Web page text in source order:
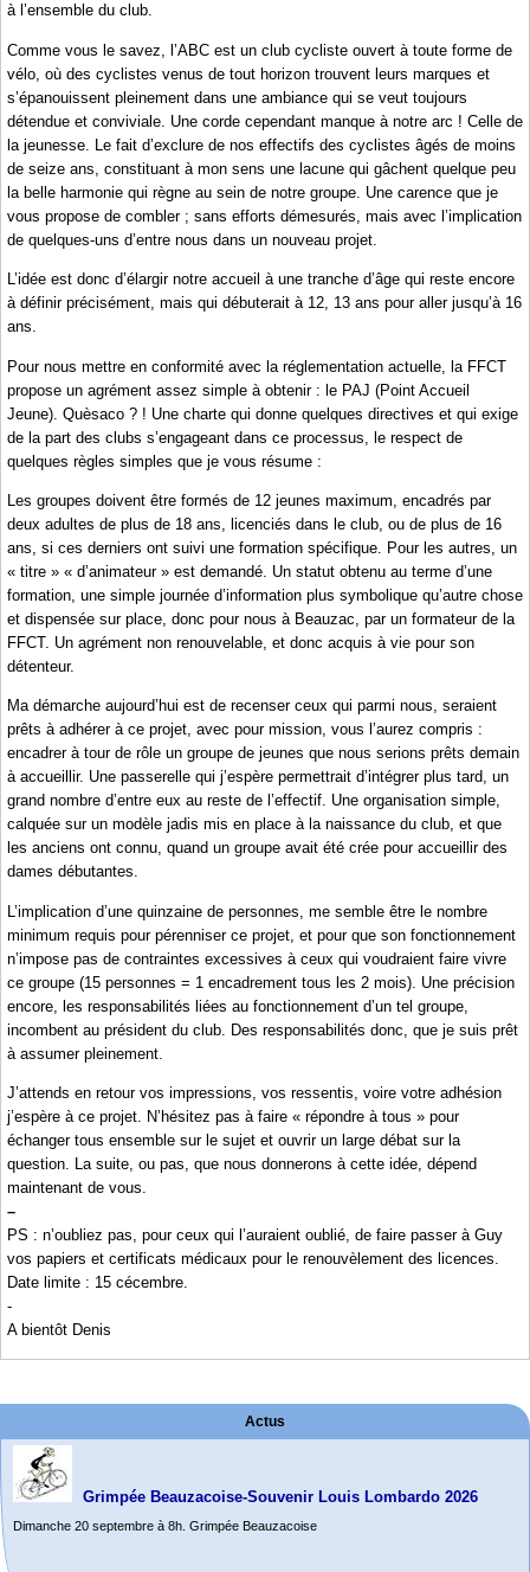
à l’ensemble du club.
Comme vous le savez, l’ABC est un club cycliste ouvert à toute forme de
vélo, où des cyclistes venus de tout horizon trouvent leurs marques et
s’épanouissent pleinement dans une ambiance qui se veut toujours
détendue et conviviale. Une corde cependant manque à notre arc ! Celle de
la jeunesse. Le fait d’exclure de nos effectifs des cyclistes âgés de moins
de seize ans, constituant à mon sens une lacune qui gâchent quelque peu
la belle harmonie qui règne au sein de notre groupe. Une carence que je
vous propose de combler ; sans efforts démesurés, mais avec l’implication
de quelques-uns d’entre nous dans un nouveau projet.
L’idée est donc d’élargir notre accueil à une tranche d’âge qui reste encore
à définir précisément, mais qui débuterait à 12, 13 ans pour aller jusqu’à 16
ans.
Pour nous mettre en conformité avec la réglementation actuelle, la FFCT
propose un agrément assez simple à obtenir : le PAJ (Point Accueil
Jeune). Quèsaco ? ! Une charte qui donne quelques directives et qui exige
de la part des clubs s’engageant dans ce processus, le respect de
quelques règles simples que je vous résume :
Les groupes doivent être formés de 12 jeunes maximum, encadrés par
deux adultes de plus de 18 ans, licenciés dans le club, ou de plus de 16
ans, si ces derniers ont suivi une formation spécifique. Pour les autres, un
« titre » « d’animateur » est demandé. Un statut obtenu au terme d’une
formation, une simple journée d’information plus symbolique qu’autre chose
et dispensée sur place, donc pour nous à Beauzac, par un formateur de la
FFCT. Un agrément non renouvelable, et donc acquis à vie pour son
détenteur.
Ma démarche aujourd’hui est de recenser ceux qui parmi nous, seraient
prêts à adhérer à ce projet, avec pour mission, vous l’aurez compris :
encadrer à tour de rôle un groupe de jeunes que nous serions prêts demain
à accueillir. Une passerelle qui j’espère permettrait d’intégrer plus tard, un
grand nombre d’entre eux au reste de l’effectif. Une organisation simple,
calquée sur un modèle jadis mis en place à la naissance du club, et que
les anciens ont connu, quand un groupe avait été crée pour accueillir des
dames débutantes.
L’implication d’une quinzaine de personnes, me semble être le nombre
minimum requis pour pérenniser ce projet, et pour que son fonctionnement
n’impose pas de contraintes excessives à ceux qui voudraient faire vivre
ce groupe (15 personnes = 1 encadrement tous les 2 mois). Une précision
encore, les responsabilités liées au fonctionnement d’un tel groupe,
incombent au président du club. Des responsabilités donc, que je suis prêt
à assumer pleinement.
J’attends en retour vos impressions, vos ressentis, voire votre adhésion
j’espère à ce projet. N’hésitez pas à faire « répondre à tous » pour
échanger tous ensemble sur le sujet et ouvrir un large débat sur la
question. La suite, ou pas, que nous donnerons à cette idée, dépend
maintenant de vous.
–
PS : n’oubliez pas, pour ceux qui l’auraient oublié, de faire passer à Guy
vos papiers et certificats médicaux pour le renouvèlement des licences.
Date limite : 15 cécembre.
-
A bientôt Denis
Actus
Grimpée Beauzacoise-Souvenir Louis Lombardo 2026
Dimanche 20 septembre à 8h. Grimpée Beauzacoise